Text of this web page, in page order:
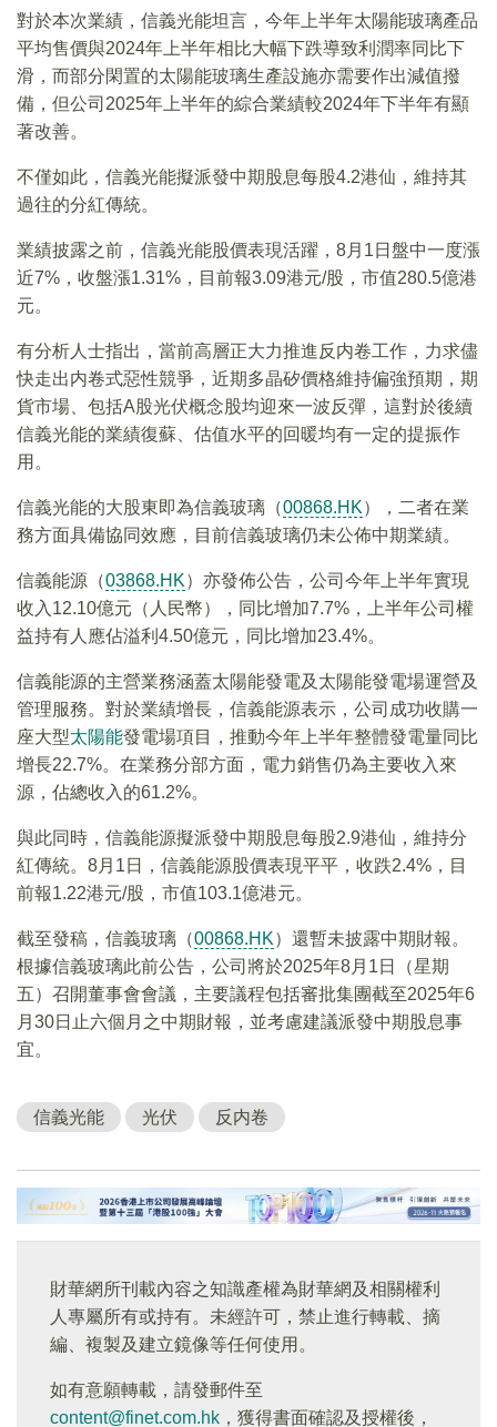
對於本次業績，信義光能坦言，今年上半年太陽能玻璃產品
平均售價與2024年上半年相比大幅下跌導致利潤率同比下
滑，而部分閑置的太陽能玻璃生產設施亦需要作出減值撥
備，但公司2025年上半年的綜合業績較2024年下半年有顯
著改善。
不僅如此，信義光能擬派發中期股息每股4.2港仙，維持其
過往的分紅傳統。
業績披露之前，信義光能股價表現活躍，8月1日盤中一度漲
近7%，收盤漲1.31%，目前報3.09港元/股，市值280.5億港
元。
有分析人士指出，當前高層正大力推進反内卷工作，力求儘
快走出内卷式惡性競爭，近期多晶矽價格維持偏強預期，期
貨市場、包括A股光伏概念股均迎來一波反彈，這對於後續
信義光能的業績復蘇、估值水平的回暖均有一定的提振作
用。
信義光能的大股東即為信義玻璃（00868.HK），二者在業
務方面具備協同效應，目前信義玻璃仍未公佈中期業績。
信義能源（03868.HK）亦發佈公告，公司今年上半年實現
收入12.10億元（人民幣），同比增加7.7%，上半年公司權
益持有人應佔溢利4.50億元，同比增加23.4%。
信義能源的主營業務涵蓋太陽能發電及太陽能發電場運營及
管理服務。對於業績增長，信義能源表示，公司成功收購一
座大型太陽能發電場項目，推動今年上半年整體發電量同比
增長22.7%。在業務分部方面，電力銷售仍為主要收入來
源，佔總收入的61.2%。
與此同時，信義能源擬派發中期股息每股2.9港仙，維持分
紅傳統。8月1日，信義能源股價表現平平，收跌2.4%，目
前報1.22港元/股，市值103.1億港元。
截至發稿，信義玻璃（00868.HK）還暫未披露中期財報。
根據信義玻璃此前公告，公司將於2025年8月1日（星期
五）召開董事會會議，主要議程包括審批集團截至2025年6
月30日止六個月之中期財報，並考慮建議派發中期股息事
宜。
信義光能 光伏 反内卷
財華網所刊載內容之知識產權為財華網及相關權利
人專屬所有或持有。未經許可，禁止進行轉載、摘
編、複製及建立鏡像等任何使用。
如有意願轉載，請發郵件至
content@finet.com.hk ，獲得書面確認及授權後，